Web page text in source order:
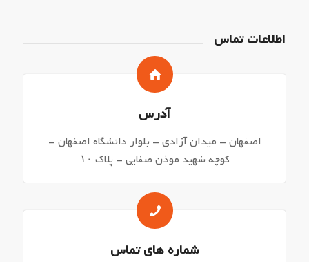
اطلاعات تماس
آدرس
اصفهان – میدان آزادی – بلوار دانشگاه اصفهان –
کوچه شهید موذن صفایی – پلاک ۱۰
شماره های تماس